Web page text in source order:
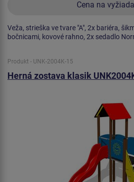
Cena na
Veža, strieška ve tvare "A", 2x bariéra,
bočnicami, kovové rahno, 2x sedadlo
Produkt - UNK-2004K-15
Herná zostava klasik